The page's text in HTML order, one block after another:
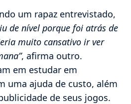
um rapaz entrevistado,
de nível porque foi atrás de
muito cansativo ir ver
, afirma outro.
em estudar em
uma ajuda de custo, além
de seus jogos.